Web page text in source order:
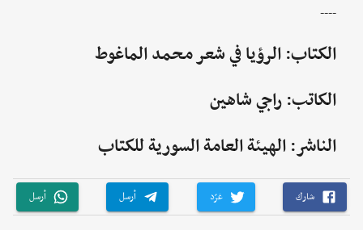
----
الكتاب: الرؤيا في شعر محمد الماغوط
الكاتب: راجي شاهين
الناشر: الهيئة العامة السورية للكتاب
شارك غرّد أرسل أرسل